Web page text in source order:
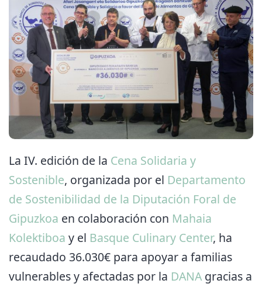
La IV. edición de la Cena Solidaria y
Sostenible, organizada por el Departamento
de Sostenibilidad de la Diputación Foral de
Gipuzkoa en colaboración con Mahaia
Kolektiboa y el Basque Culinary Center, ha
recaudado 36.030€ para apoyar a familias
vulnerables y afectadas por la DANAgracias a